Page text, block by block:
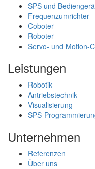
SPS und
Frequenzumrichter
Coboter
Roboter
Servo- und Motion-
Leistungen
Robotik
Antriebstechnik
Visualisierung
SPS-
Unternehmen
Referenzen
Über uns